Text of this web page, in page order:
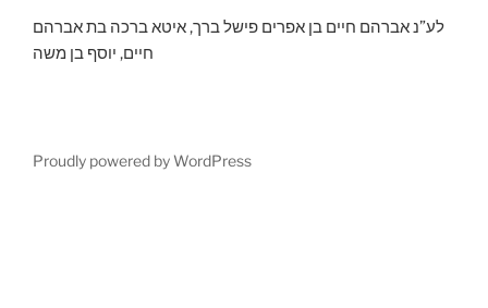
לע”נ אברהם חיים בן אפרים פישל ברך, איטא ברכה בת אברהם
חיים, יוסף בן משה
Proudly powered by WordPress